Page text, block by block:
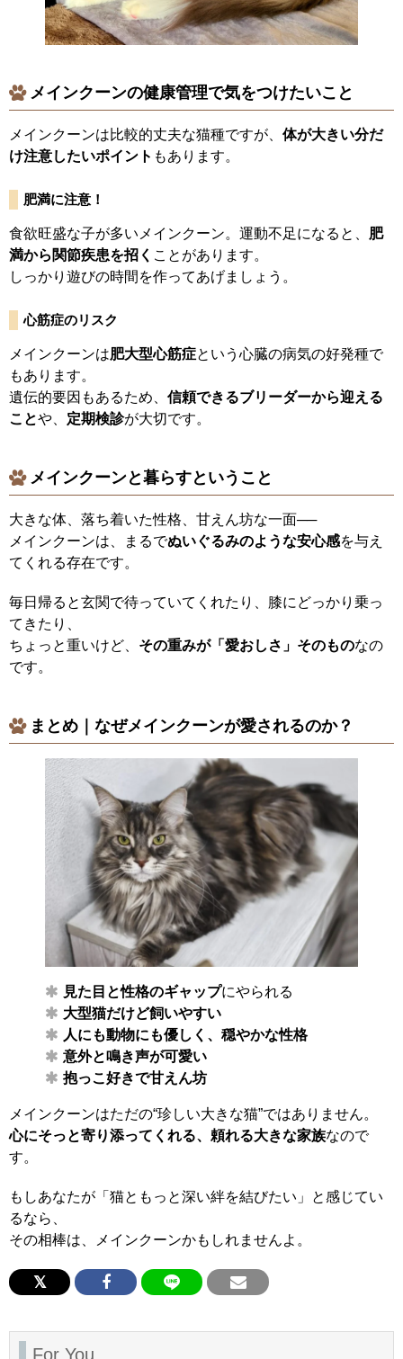
メインクーンの健康管理で気をつけたいこと
メインクーンは比較的丈夫な猫種ですが、 体が大きい分だ
け注意したいポイント もあります。
肥満に注意！
食欲旺盛な子が多いメインクーン。運動不足になると、 肥
満から関節疾患を招く ことがあります。
しっかり遊びの時間を作ってあげましょう。
心筋症のリスク
メインクーンは肥大型心筋症という心臓の病気の好発種で
もあります。
遺伝的要因もあるため、 信頼できるブリーダーから迎える
ことや、 定期検診が大切です。
メインクーンと暮らすということ
大きな体、落ち着いた性格、甘えん坊な一面──
メインクーンは、まるでぬいぐるみのような安心感を与え
てくれる存在です。
毎日帰ると玄関で待っていてくれたり、膝にどっかり乗っ
てきたり、
ちょっと重いけど、 その重みが「愛おしさ」そのものなの
です。
まとめ｜なぜメインクーンが愛されるのか？
見た目と性格のギャップにやられる
大型猫だけど飼いやすい
人にも動物にも優しく、穏やかな性格
意外と鳴き声が可愛い
抱っこ好きで甘えん坊
メインクーンはただの“珍しい大きな猫”ではありません。
心にそっと寄り添ってくれる、頼れる大きな家族なので
す。
もしあなたが「猫ともっと深い絆を結びたい」と感じてい
るなら、
その相棒は、メインクーンかもしれませんよ。
For You